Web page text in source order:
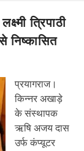
त्रिपाठी
निष्कासित
प्रयागराज।
किन्नर अखाड़े
के संस्थापक
ऋषि अजय दास
उर्फ कंप्यूटर